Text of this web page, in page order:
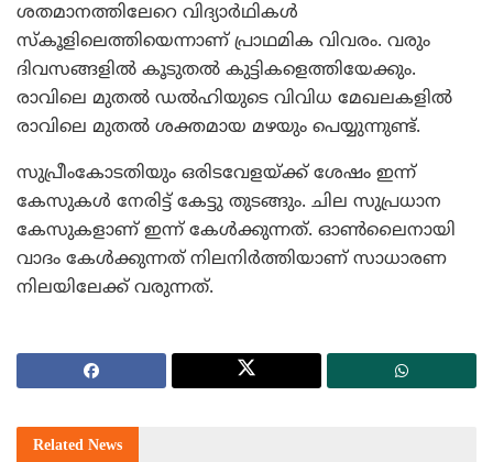
ശതമാനത്തിലേറെ വിദ്യാര്‍ഥികള്‍
സ്‌കൂളിലെത്തിയെന്നാണ് പ്രാഥമിക വിവരം. വരും
ദിവസങ്ങളില്‍ കൂടുതല്‍ കുട്ടികളെത്തിയേക്കും.
രാവിലെ മുതല്‍ ഡല്‍ഹിയുടെ വിവിധ മേഖലകളില്‍
രാവിലെ മുതല്‍ ശക്തമായ മഴയും പെയ്യുന്നുണ്ട്.
സുപ്രീംകോടതിയും ഒരിടവേളയ്ക്ക് ശേഷം ഇന്ന്
കേസുകള്‍ നേരിട്ട് കേട്ടു തുടങ്ങും. ചില സുപ്രധാന
കേസുകളാണ് ഇന്ന് കേള്‍ക്കുന്നത്. ഓണ്‍ലൈനായി
വാദം കേള്‍ക്കുന്നത് നിലനിര്‍ത്തിയാണ് സാധാരണ
നിലയിലേക്ക് വരുന്നത്.
Related News